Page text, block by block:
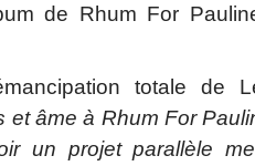
de Rhum For
totale de
et âme à Rhum For
un projet parallèle